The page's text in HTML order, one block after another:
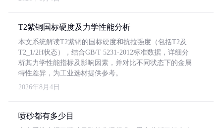
T2紫铜国标硬度及力学性能分析
本文系统解读T2紫铜的国标硬度和抗拉强度（包括T2及
T2_1/2H状态），结合GB/T 5231-2012标准数据，详细分
析其力学性能指标及影响因素，并对比不同状态下的金属
特性差异，为工业选材提供参考。
2026年8月4日
喷砂都有多少目